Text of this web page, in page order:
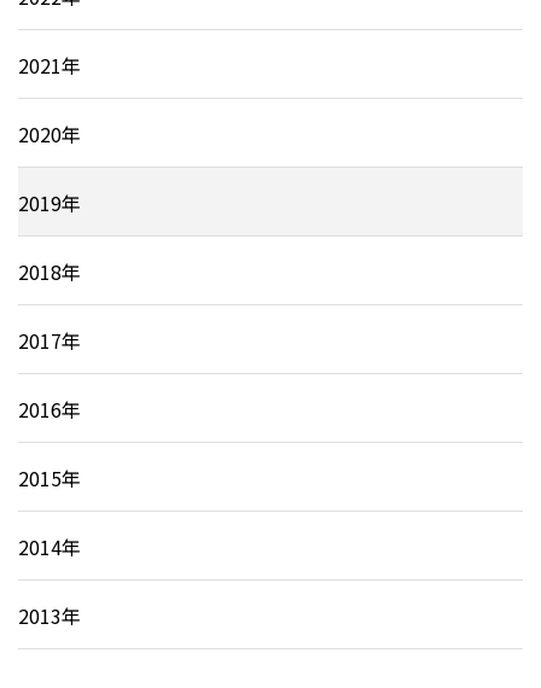
2021年
2020年
2019年
2018年
2017年
2016年
2015年
2014年
2013年